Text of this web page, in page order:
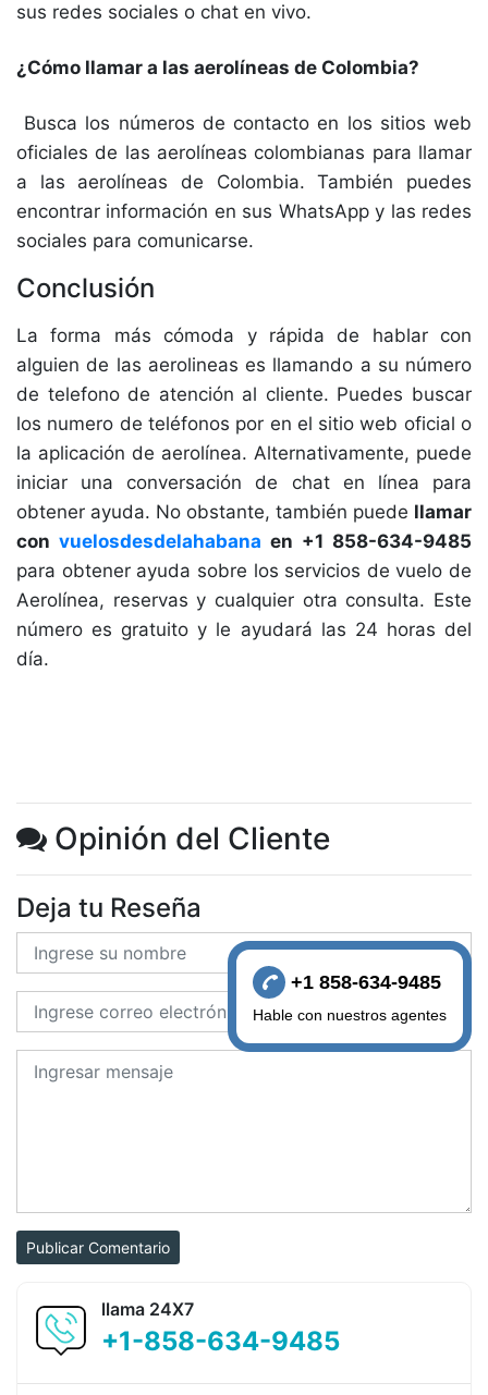
sus redes sociales o chat en vivo.
¿Cómo llamar a las aerolíneas de Colombia?
Busca los números de contacto en los sitios web
oficiales de las aerolíneas colombianas para llamar
a las aerolíneas de Colombia. También puedes
encontrar información en sus WhatsApp y las redes
sociales para comunicarse.
Conclusión
La forma más cómoda y rápida de hablar con
alguien de las aerolineas es llamando a su número
de telefono de atención al cliente. Puedes buscar
los numero de teléfonos por en el sitio web oficial o
la aplicación de aerolínea. Alternativamente, puede
iniciar una conversación de chat en línea para
obtener ayuda. No obstante, también puede llamar
con vuelosdesdelahabana en +1 858-634-9485
para obtener ayuda sobre los servicios de vuelo de
Aerolínea, reservas y cualquier otra consulta. Este
número es gratuito y le ayudará las 24 horas del
día.
Opinión del Cliente
Deja tu Reseña
Publicar Comentario
llama 24X7
+1-858-634-9485
+1 858-634-9485
Hable con nuestros agentes